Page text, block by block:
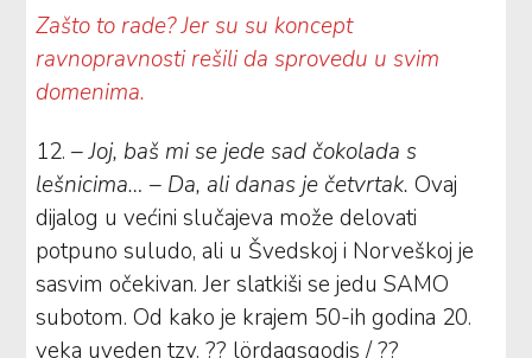
Zašto to rade? Jer su su koncept
ravnopravnosti rešili da sprovedu u svim
domenima.
12.– Joj, baš mi se jede sad čokolada s
lešnicima… – Da, ali danas je četvrtak. Ovaj
dijalog u većini slučajeva može delovati
potpuno suludo, ali u Švedskoj i Norveškoj je
sasvim očekivan. Jer slatkiši se jedu SAMO
subotom. Od kako je krajem 50-ih godina 20.
veka uveden tzv. ?? lördagsgodis / ??